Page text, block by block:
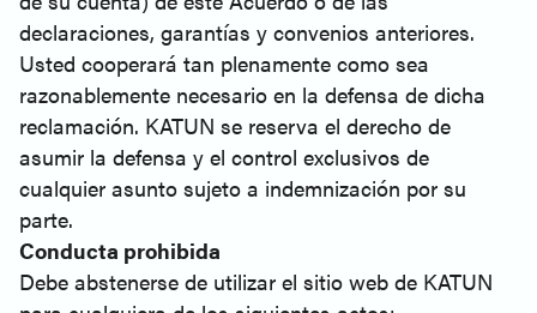
declaraciones, garantías y convenios anteriores.
Usted cooperará tan plenamente como sea
razonablemente necesario en la defensa de dicha
reclamación. KATUN se reserva el derecho de
asumir la defensa y el control exclusivos de
cualquier asunto sujeto a indemnización por su
parte.
Conducta prohibida
Debe abstenerse de utilizar el sitio web de KATUN